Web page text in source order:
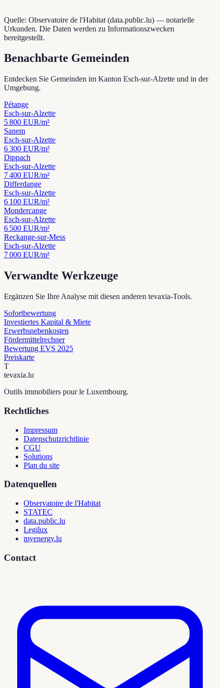
Quelle: Observatoire de l'Habitat (data.public.lu) — notarielle
Urkunden. Die Daten werden zu Informationszwecken
bereitgestellt.
Benachbarte Gemeinden
Entdecken Sie Gemeinden im Kanton Esch-sur-Alzette und in der
Umgebung.
Pétange
Esch-sur-Alzette
5 800 EUR/m²
Sanem
Esch-sur-Alzette
6 300 EUR/m²
Dippach
Esch-sur-Alzette
7 400 EUR/m²
Differdange
Esch-sur-Alzette
6 100 EUR/m²
Mondercange
Esch-sur-Alzette
6 500 EUR/m²
Reckange-sur-Mess
Esch-sur-Alzette
7 000 EUR/m²
Verwandte Werkzeuge
Ergänzen Sie Ihre Analyse mit diesen anderen tevaxia-Tools.
Sofortbewertung
Investiertes Kapital & Miete
Erwerbsnebenkosten
Fördermittelrechner
Bewertung EVS 2025
Preiskarte
T
tevaxia.lu
Outils immobiliers pour le Luxembourg.
Rechtliches
Impressum
Datenschutzrichtlinie
CGU
Solutions
Plan du site
Datenquellen
Observatoire de l'Habitat
STATEC
data.public.lu
Legilux
myenergy.lu
Contact